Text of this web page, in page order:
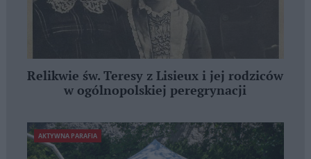
Relikwie św. Teresy z Lisieux i jej rodziców
w ogólnopolskiej peregrynacji
AKTYWNA PARAFIA